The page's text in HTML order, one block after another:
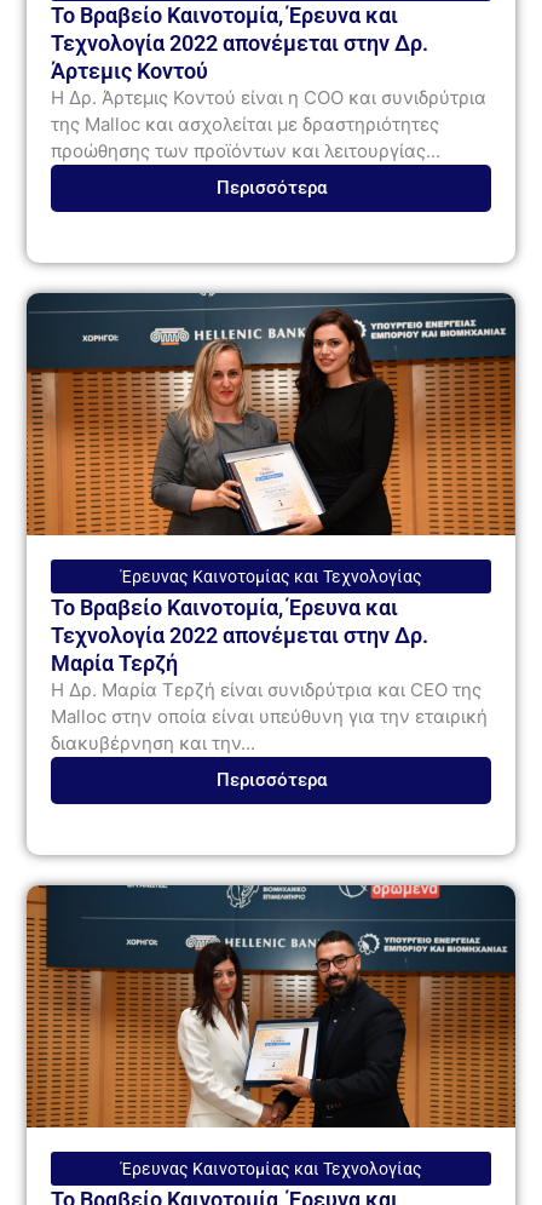
Το Βραβείο Καινοτομία, Έρευνα και
Τεχνολογία 2022 απονέμεται στην Δρ.
Άρτεμις Κοντού
Η Δρ. Άρτεμις Κοντού είναι η COO και συνιδρύτρια
της Malloc και ασχολείται με δραστηριότητες
προώθησης των προϊόντων και λειτουργίας...
Περισσότερα
Έρευνας Καινοτομίας και Τεχνολογίας
Το Βραβείο Καινοτομία, Έρευνα και
Τεχνολογία 2022 απονέμεται στην Δρ.
Μαρία Τερζή
H Δρ. Μαρία Τερζή είναι συνιδρύτρια και CEO της
Malloc στην οποία είναι υπεύθυνη για την εταιρική
διακυβέρνηση και την...
Περισσότερα
Έρευνας Καινοτομίας και Τεχνολογίας
Το Bραβείο Καινοτομία, Έρευνα και